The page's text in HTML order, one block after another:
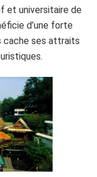
et universitaire de
d’une forte
cache ses attraits